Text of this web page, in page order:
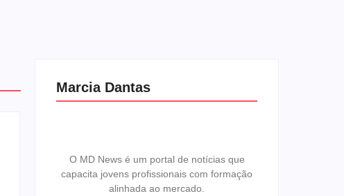
Marcia Dantas
O MD News é um portal de notícias que
capacita jovens profissionais com formação
alinhada ao mercado.